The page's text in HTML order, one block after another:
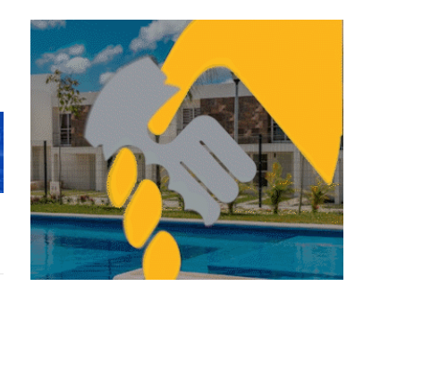
Construirán el Centro Cultural de Lampa